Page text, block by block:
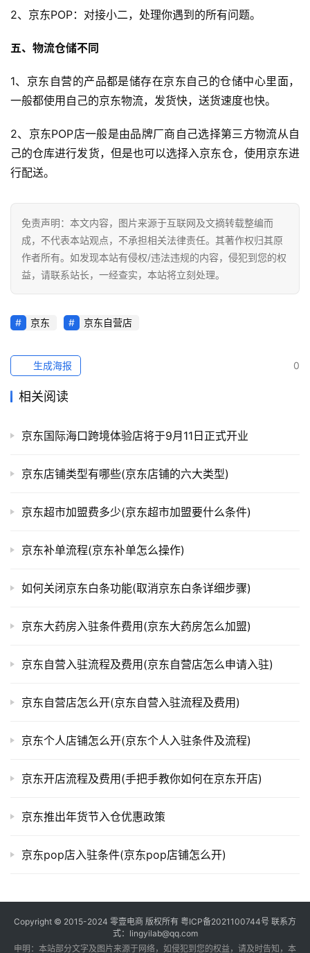
境
航
2、京东POP：对接小二，处理你遇到的所有问题。
五、物流仓储不同
1、京东自营的产品都是储存在京东自己的仓储中心里面，
一般都使用自己的京东物流，发货快，送货速度也快。
2、京东POP店一般是由品牌厂商自己选择第三方物流从自
己的仓库进行发货，但是也可以选择入京东仓，使用京东进
行配送。
免责声明：本文内容，图片来源于互联网及文摘转载整编而
成，不代表本站观点，不承担相关法律责任。其著作权归其原
作者所有。如发现本站有侵权/违法违规的内容，侵犯到您的权
益，请联系站长，一经查实，本站将立刻处理。
京东 京东自营店
0
生成海报
相关阅读
京东国际海口跨境体验店将于9月11日正式开业
京东店铺类型有哪些(京东店铺的六大类型)
京东超市加盟费多少(京东超市加盟要什么条件)
京东补单流程(京东补单怎么操作)
如何关闭京东白条功能(取消京东白条详细步骤)
京东大药房入驻条件费用(京东大药房怎么加盟)
京东自营入驻流程及费用(京东自营店怎么申请入驻)
京东自营店怎么开(京东自营入驻流程及费用)
京东个人店铺怎么开(京东个人入驻条件及流程)
京东开店流程及费用(手把手教你如何在京东开店)
京东推出年货节入仓优惠政策
京东pop店入驻条件(京东pop店铺怎么开)
Copyright © 2015-2024 零壹电商 版权所有 粤ICP备2021100744号 联系方
式：lingyilab@qq.com
申明：本站部分文字及图片来源于网络，如侵犯到您的权益，请及时告知，本